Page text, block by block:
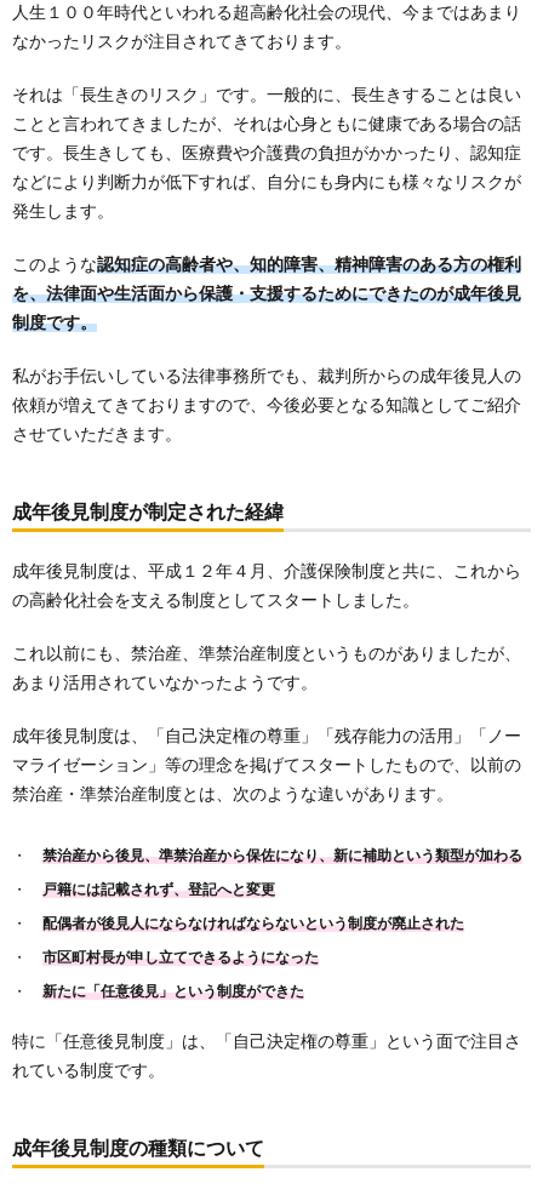
人生１００年時代といわれる超高齢化社会の現代、今まではあまり
なかったリスクが注目されてきております。
それは「長生きのリスク」です。一般的に、長生きすることは良い
ことと言われてきましたが、それは心身ともに健康である場合の話
です。長生きしても、医療費や介護費の負担がかかったり、認知症
などにより判断力が低下すれば、自分にも身内にも様々なリスクが
発生します。
このような認知症の高齢者や、知的障害、精神障害のある方の権利
を、法律面や生活面から保護・支援するためにできたのが成年後見
制度です。
私がお手伝いしている法律事務所でも、裁判所からの成年後見人の
依頼が増えてきておりますので、今後必要となる知識としてご紹介
させていただきます。
成年後見制度が制定された経緯
成年後見制度は、平成１２年４月、介護保険制度と共に、これから
の高齢化社会を支える制度としてスタートしました。
これ以前にも、禁治産、準禁治産制度というものがありましたが、
あまり活用されていなかったようです。
成年後見制度は、「自己決定権の尊重」「残存能力の活用」「ノー
マライゼーション」等の理念を掲げてスタートしたもので、以前の
禁治産・準禁治産制度とは、次のような違いがあります。
禁治産から後見、準禁治産から保佐になり、新に補助という類型が加わる
戸籍には記載されず、登記へと変更
配偶者が後見人にならなければならないという制度が廃止された
市区町村長が申し立てできるようになった
新たに「任意後見」という制度ができた
特に「任意後見制度」は、「自己決定権の尊重」という面で注目さ
れている制度です。
成年後見制度の種類について